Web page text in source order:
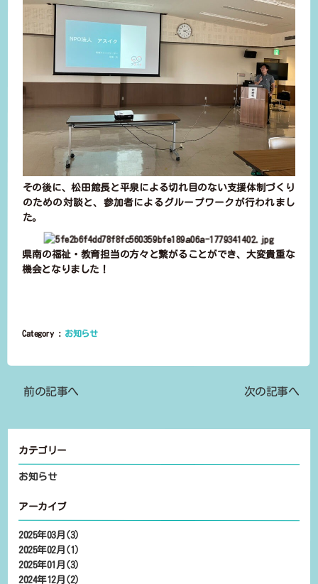
その後に、松田館長と平泉による切れ目のない支援体制づくり
のための対談と、参加者によるグループワークが行われまし
た。
県南の福祉・教育担当の方々と繋がることができ、大変貴重な
機会となりました！
Category : お知らせ
前の記事へ 次の記事へ
カテゴリー
お知らせ
アーカイブ
2025年03月(3)
2025年02月(1)
2025年01月(3)
2024年12月(2)